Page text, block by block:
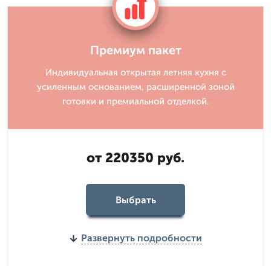
Премиум пакет
Индивидуальная открытая летняя кухня с
усиленным основанием, расширенной зоной
готовки и премиальной отделкой.
от 220350 руб.
Выбрать
Развернуть подробности